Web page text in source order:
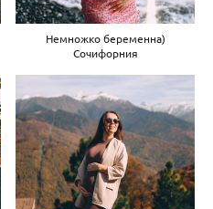
Немножко беременна)
Сочифорния